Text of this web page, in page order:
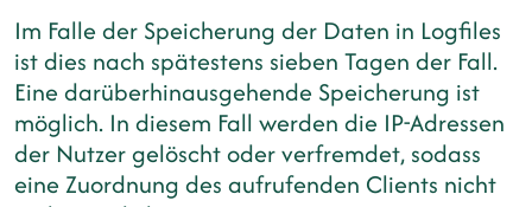
Im Falle der Speicherung der Daten in Logfiles
ist dies nach spätestens sieben Tagen der Fall.
Eine darüberhinausgehende Speicherung ist
möglich. In diesem Fall werden die IP-Adressen
der Nutzer gelöscht oder verfremdet, sodass
eine Zuordnung des aufrufenden Clients nicht